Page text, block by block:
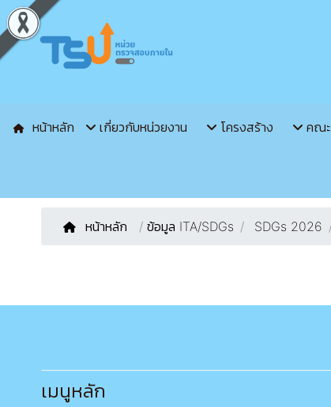
หน้าหลัก เกี่ยวกับหน่วยงาน โครงสร้าง คณะ
หน้าหลัก / ข้อมูล ITA/SDGs SDGs 2026
เมนูหลัก